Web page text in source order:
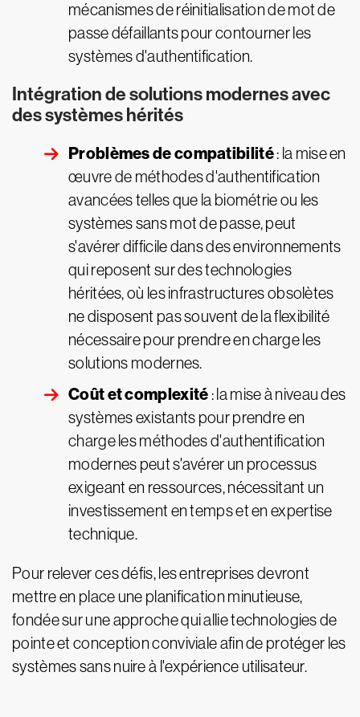
mécanismes de réinitialisation de mot de
passe défaillants pour contourner les
systèmes d'authentification.
Intégration de solutions modernes avec
des systèmes hérités
Problèmes de compatibilité: la mise en
œuvre de méthodes d'authentification
avancées telles que la biométrie ou les
systèmes sans mot de passe, peut
s'avérer difficile dans des environnements
qui reposent sur des technologies
héritées, où les infrastructures obsolètes
ne disposent pas souvent de la flexibilité
nécessaire pour prendre en charge les
solutions modernes.
Coût et complexité : la mise à niveau des
systèmes existants pour prendre en
charge les méthodes d'authentification
modernes peut s'avérer un processus
exigeant en ressources, nécessitant un
investissement en temps et en expertise
technique.
Pour relever ces défis, les entreprises devront
mettre en place une planification minutieuse,
fondée sur une approche qui allie technologies de
pointe et conception conviviale afin de protéger les
systèmes sans nuire à l'expérience utilisateur.